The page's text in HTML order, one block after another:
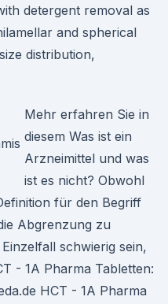
detergent removal as
and spherical
distribution,
Mehr erfahren Sie in
diesem Was ist ein
Arzneimittel und was
ist es nicht? Obwohl
für den Begriff
Abgrenzung zu
schwierig sein,
- 1A Pharma Tabletten:
HCT - 1A Pharma